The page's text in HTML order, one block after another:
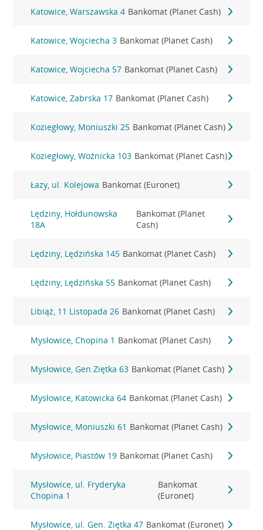
Katowice, Warszawska 4 Bankomat (Planet Cash)
Katowice, Wojciecha 3 Bankomat (Planet Cash)
Katowice, Wojciecha 57 Bankomat (Planet Cash)
Katowice, Zabrska 17 Bankomat (Planet Cash)
Koziegłowy, Moniuszki 25 Bankomat (Planet Cash)
Koziegłowy, Woźnicka 103 Bankomat (Planet Cash)
Łazy, ul. Kolejowa Bankomat (Euronet)
Lędziny, Hołdunowska
18A
Bankomat (Planet
Cash)
Lędziny, Lędzińska 145 Bankomat (Planet Cash)
Lędziny, Lędzińska 55 Bankomat (Planet Cash)
Libiąż, 11 Listopada 26 Bankomat (Planet Cash)
Mysłowice, Chopina 1 Bankomat (Planet Cash)
Mysłowice, Gen.Ziętka 63 Bankomat (Planet Cash)
Mysłowice, Katowicka 64 Bankomat (Planet Cash)
Mysłowice, Moniuszki 61 Bankomat (Planet Cash)
Mysłowice, Piastów 19 Bankomat (Planet Cash)
Mysłowice, ul. Fryderyka
Chopina 1
Bankomat
(Euronet)
Mysłowice, ul. Gen. Ziętka 47 Bankomat (Euronet)